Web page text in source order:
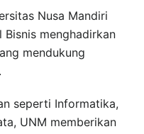
Nusa Mandiri
menghadirkan
mendukung
seperti Informatika,
UNM memberikan